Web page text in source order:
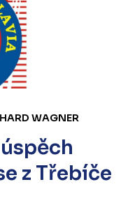
WAGNER
z Třebíče